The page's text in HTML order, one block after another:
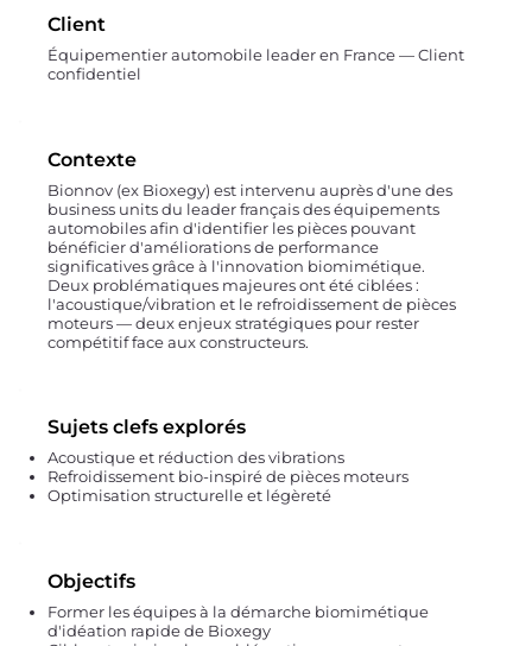
Contexte
Bionnov (ex Bioxegy) est intervenu auprès d'une des
business units du leader français des équipements
automobiles afin d'identifier les pièces pouvant
bénéficier d'améliorations de performance
significatives grâce à l'innovation biomimétique.
Deux problématiques majeures ont été ciblées :
l'acoustique/vibration et le refroidissement de pièces
moteurs — deux enjeux stratégiques pour rester
compétitif face aux constructeurs.
Objectifs
Former les équipes à la démarche biomimétique
d'idéation rapide de Bioxegy
Sujets clefs explorés
Acoustique et réduction des vibrations
Refroidissement bio-inspiré de pièces moteurs
Optimisation structurelle et légèreté
Client
Équipementier automobile leader en France — Client
confidentiel